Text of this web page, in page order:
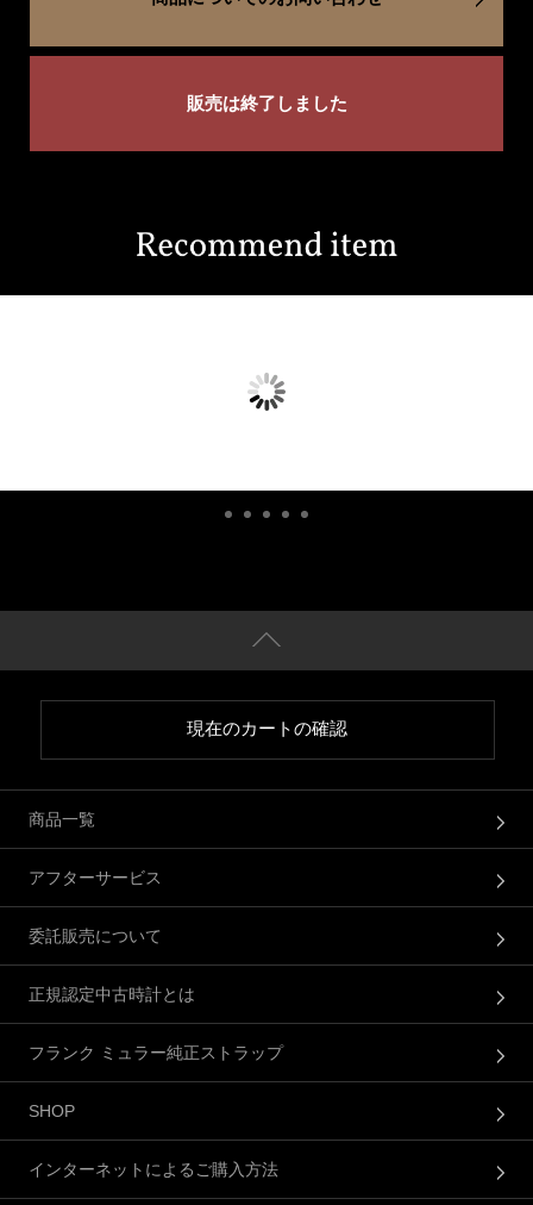
販売は終了しました
現在のカートの確認
商品一覧
アフターサービス
委託販売について
正規認定中古時計とは
フランク ミュラー純正ストラップ
SHOP
インターネットによるご購入方法